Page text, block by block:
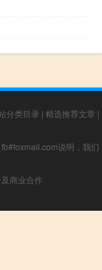
分类目录 | 精选推荐文章 |
说明，我们
商业合作